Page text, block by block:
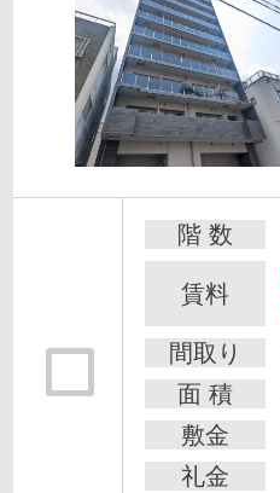
階 数
賃料
間取り
面 積
敷金
礼金